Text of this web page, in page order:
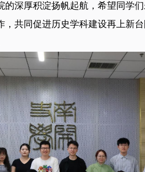
深厚积淀扬帆起航，希望同学
共同促进历史学科建设再上新